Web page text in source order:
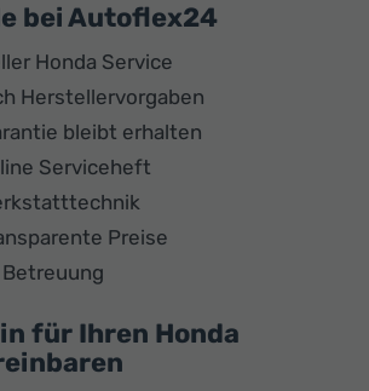
bei Autoflex24
Honda Service
Herstellervorgaben
bleibt erhalten
Serviceheft
Preise
für Ihren Honda